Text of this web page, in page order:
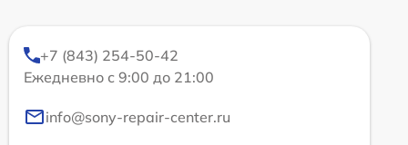
+7 (843) 254-50-42
Ежедневно с 9:00 до 21:00
info@sony-repair-center.ru